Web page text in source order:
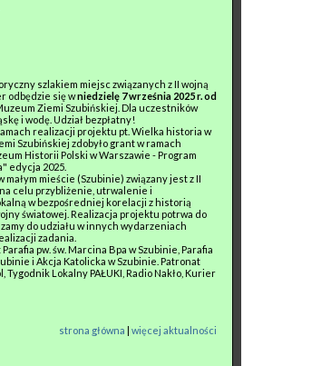
szlakiem miejsc związanych z II wojną
odbędzie się wniedzielę 7 września 2025 r. od
Ziemi Szubińskiej. Dla uczestników
i wodę. Udział bezpłatny!
realizacji projektu pt. Wielka historia w
Szubińskiej zdobyło grant w ramach
Historii Polski w Warszawie - Program
edycja 2025.
mieście (Szubinie) związany jest z II
celu przybliżenie, utrwalenie i
w bezpośredniej korelacji z historią
światowej. Realizacja projektu potrwa do
do udziału w innych wydarzeniach
zadania.
pw. św. Marcina Bpa w Szubinie, Parafia
i Akcja Katolicka w Szubinie. Patronat
Lokalny PAŁUKI, Radio Nakło, Kurier
strona główna | więcej aktualności